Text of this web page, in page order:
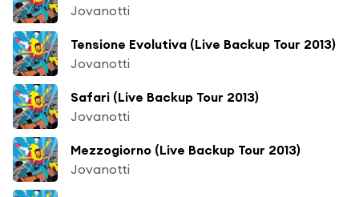
Jovanotti
Tensione Evolutiva (Live Backup Tour 2013)
Jovanotti
Safari (Live Backup Tour 2013)
Jovanotti
Mezzogiorno (Live Backup Tour 2013)
Jovanotti